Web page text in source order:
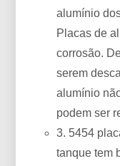
alumínio
Placas de
corrosão.
serem
alumínio
podem ser
3. 5454
tanque tem